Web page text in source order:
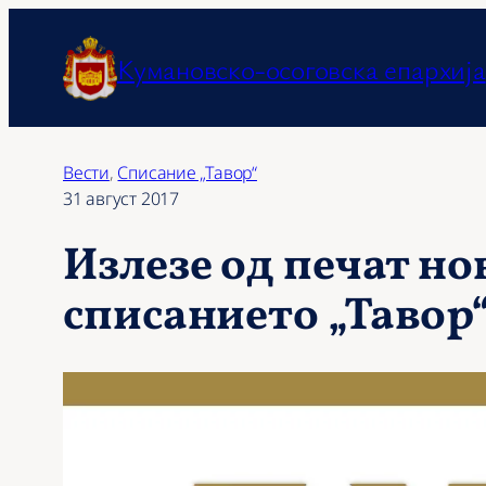
содржината
Кумановско-осоговска епархија
Вести, Списание „Тавор“
31 август 2017
Излезе од печат
списанието